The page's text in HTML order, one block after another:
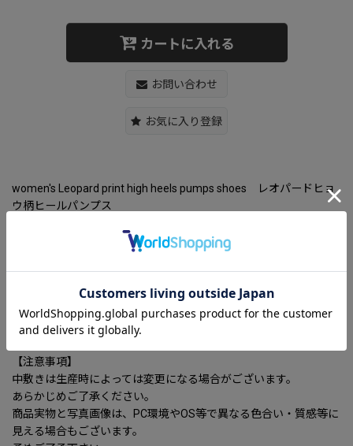
カートに入れる
お問い合わせ
お気に入り登録
women's Leopard print high heels pumps shoes レオパードヒョ
ウ柄ヒールパンプス
サイズ：35〜40（22.5〜24.5cm）
カラー：2色
フェイクファー
ヒール：6cm
【注意事項】
中敷きは生産時によっては変更になる場合がございます。
あらかじめご了承ください。
商品実物と写真画像は、PC環境やOS等で異なる色合い・質感等に
見える場合もございます。